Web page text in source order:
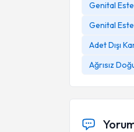
Genital
Genital
Adet Dışı
Ağrısız